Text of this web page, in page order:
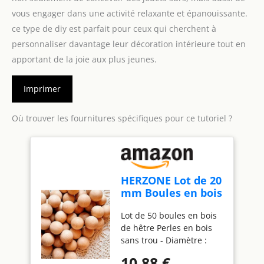
vous engager dans une activité relaxante et épanouissante.
ce type de diy est parfait pour ceux qui cherchent à
personnaliser davantage leur décoration intérieure tout en
apportant de la joie aux plus jeunes.
Imprimer
Où trouver les fournitures spécifiques pour ce tutoriel ?
HERZONE Lot de 20
mm Boules en bois
Perles en bois sans
trou Perles pour le
bricolage et la
Lot de 50 boules en bois
de hêtre Perles en bois
sans trou - Diamètre :